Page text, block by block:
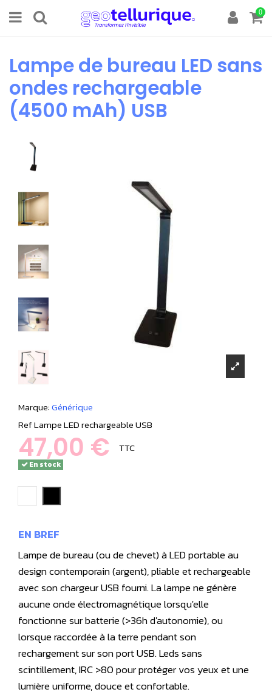
0
Lampe de bureau LED sans
ondes rechargeable
(4500 mAh) USB
Marque:Générique
RefLampe LED rechargeable USB
47,00 € TTC
En stock
EN BREF
Lampe de bureau (ou de chevet) à LED portable au
design contemporain (argent), pliable et rechargeable
avec son chargeur USB fourni. La lampe ne génère
aucune onde électromagnétique lorsqu'elle
fonctionne sur batterie (>36h d'autonomie), ou
lorsque raccordée à la terre pendant son
rechargement sur son port USB. Leds sans
scintillement, IRC >80 pour protéger vos yeux etune
lumière uniforme, douce et confortable.